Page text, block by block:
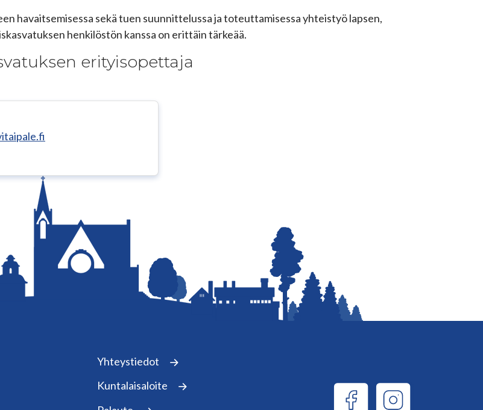
havaitsemisessa sekä tuen suunnittelussa ja toteuttamisessa yhteistyö lapsen,
henkilöstön kanssa on erittäin tärkeää.
erityisopettaja
Yhteystiedot
Kuntalaisaloite